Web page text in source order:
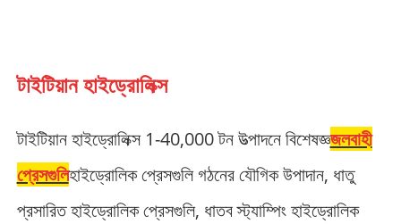
টাইটিয়ান হাইড্রোলিক্স
টাইটিয়ান হাইড্রোলিক্স 1-40,000 টন উত্পাদনে বিশেষজ্ঞজলবাহী
প্রেসগুলিহাইড্রোলিক প্রেসগুলি গঠনের যৌগিক উপাদান, ধাতু
প্রসারিত হাইড্রোলিক প্রেসগুলি, ধাতব স্ট্যাম্পিং হাইড্রোলিক